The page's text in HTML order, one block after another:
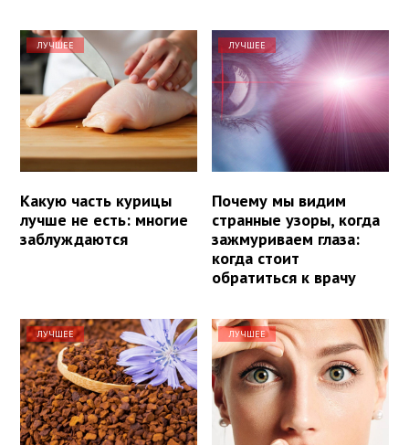
ЛУЧШЕЕ
Какую часть курицы
лучше не есть: многие
заблуждаются
ЛУЧШЕЕ
Почему мы видим
странные узоры, когда
зажмуриваем глаза:
когда стоит
обратиться к врачу
ЛУЧШЕЕ ЛУЧШЕЕ